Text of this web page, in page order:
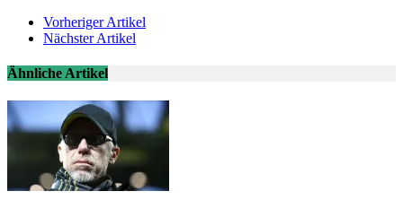
Vorheriger Artikel
Nächster Artikel
Ähnliche Artikel